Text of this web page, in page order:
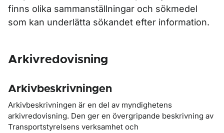
finns olika sammanställningar och sökmedel
som kan underlätta sökandet efter information.
Arkivredovisning
Arkivbeskrivningen
Arkivbeskrivningen är en del av myndighetens
arkivredovisning. Den ger en övergripande beskrivning av
Transportstyrelsens verksamhet och